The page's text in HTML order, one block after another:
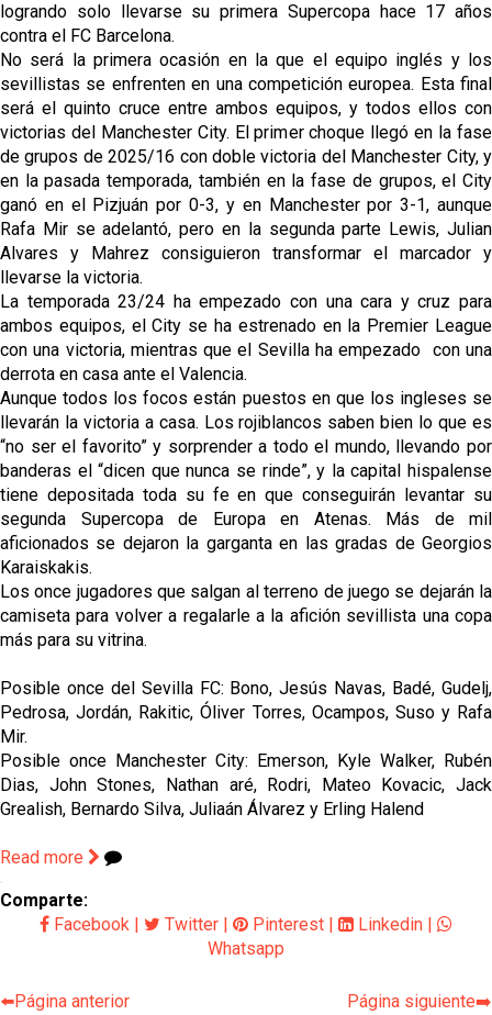
logrando solo llevarse su primera Supercopa hace 17 años
contra el FC Barcelona.
No será la primera ocasión en la que el equipo inglés y los
sevillistas se enfrenten en una competición europea. Esta final
será el quinto cruce entre ambos equipos, y todos ellos con
victorias del Manchester City. El primer choque llegó en la fase
de grupos de 2025/16 con doble victoria del Manchester City, y
en la pasada temporada, también en la fase de grupos, el City
ganó en el Pizjuán por 0-3, y en Manchester por 3-1, aunque
Rafa Mir se adelantó, pero en la segunda parte Lewis, Julian
Alvares y Mahrez consiguieron transformar el marcador y
llevarse la victoria.
La temporada 23/24 ha empezado con una cara y cruz para
ambos equipos, el City se ha estrenado en la Premier League
con una victoria, mientras que el Sevilla ha empezado  con una
derrota en casa ante el Valencia.
Aunque todos los focos están puestos en que los ingleses se
llevarán la victoria a casa. Los rojiblancos saben bien lo que es
“no ser el favorito” y sorprender a todo el mundo, llevando por
banderas el “dicen que nunca se rinde”, y la capital hispalense
tiene depositada toda su fe en que conseguirán levantar su
segunda Supercopa de Europa en Atenas. Más de mil
aficionados se dejaron la garganta en las gradas de Georgios
Karaiskakis.
Los once jugadores que salgan al terreno de juego se dejarán la
camiseta para volver a regalarle a la afición sevillista una copa
más para su vitrina.
Posible once del Sevilla FC: Bono, Jesús Navas, Badé, Gudelj,
Pedrosa, Jordán, Rakitic, Óliver Torres, Ocampos, Suso y Rafa
Mir.
Posible once Manchester City: Emerson, Kyle Walker, Rubén
Dias, John Stones, Nathan aré, Rodri, Mateo Kovacic, Jack
Grealish, Bernardo Silva, Juliaán Álvarez y Erling Halend
Read more
Comparte:
Facebook
Twitter Pinterest Linkedin
Whatsapp
⬅️Página anterior Página siguiente➡️